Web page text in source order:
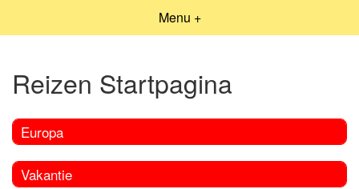
Menu +
Reizen Startpagina
Europa
Vakantie